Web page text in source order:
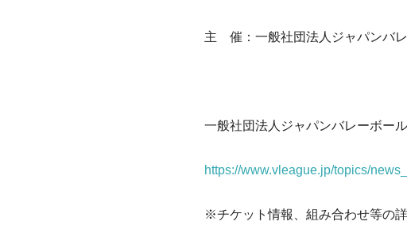
主 催：一般社団法人ジャパンバ
一般社団法人ジャパンバレーボー
https://www.vleague.jp/topics/
※チケット情報、組み合わせ等の